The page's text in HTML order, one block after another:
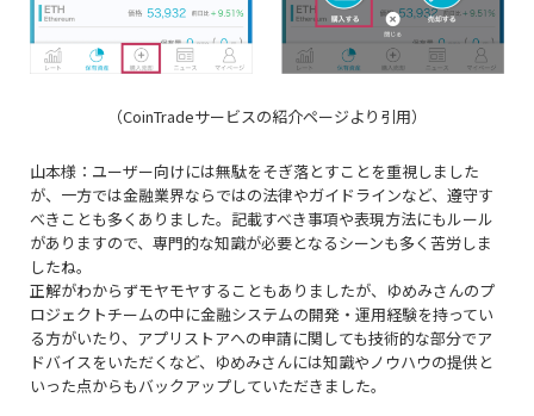
（CoinTradeサービスの紹介ページより引用）
山本様：ユーザー向けには無駄をそぎ落とすことを重視しました
が、一方では金融業界ならではの法律やガイドラインなど、遵守す
べきことも多くありました。記載すべき事項や表現方法にもルール
がありますので、専門的な知識が必要となるシーンも多く苦労しま
したね。
正解がわからずモヤモヤすることもありましたが、ゆめみさんのプ
ロジェクトチームの中に金融システムの開発・運用経験を持ってい
る方がいたり、アプリストアへの申請に関しても技術的な部分でア
ドバイスをいただくなど、ゆめみさんには知識やノウハウの提供と
いった点からもバックアップしていただきました。